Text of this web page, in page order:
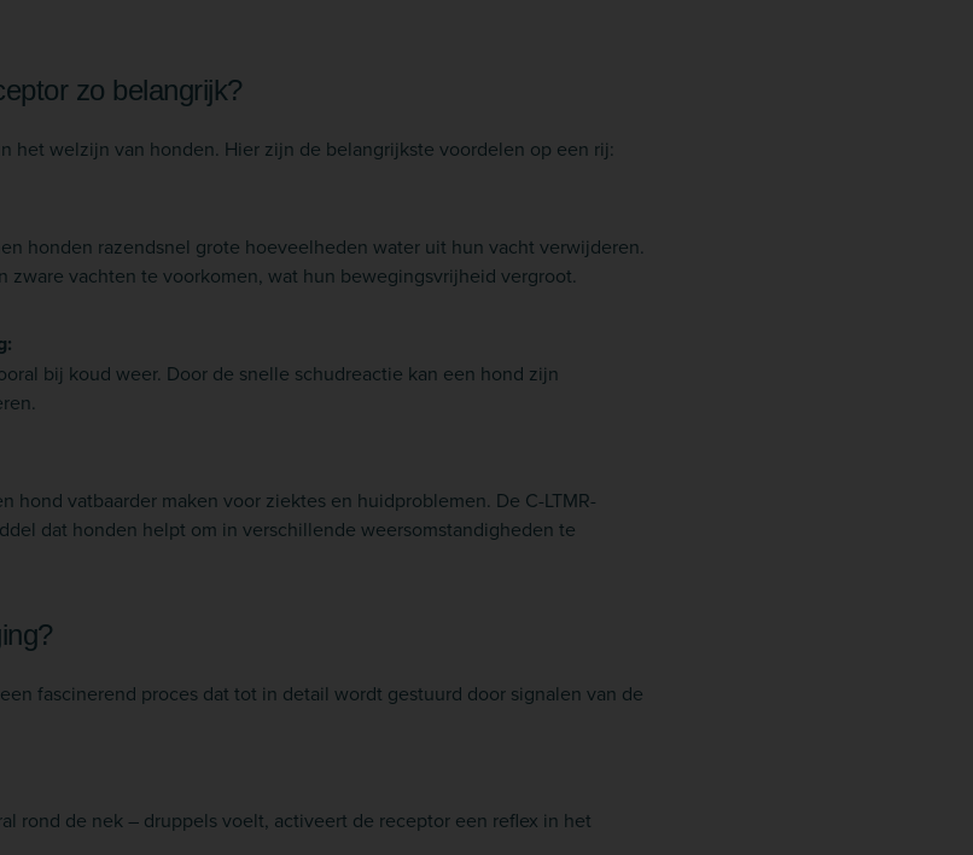
zo belangrijk?
het welzijn van honden. Hier zijn de belangrijkste voordelen op een rij:
honden razendsnel grote hoeveelheden water uit hun vacht verwijderen.
zware vachten te voorkomen, wat hun bewegingsvrijheid vergroot.
bij koud weer. Door de snelle schudreactie kan een hond zijn
hond vatbaarder maken voor ziektes en huidproblemen. De C-LTMR-
dat honden helpt om in verschillende weersomstandigheden te
fascinerend proces dat tot in detail wordt gestuurd door signalen van de
rond de nek – druppels voelt, activeert de receptor een reflex in het